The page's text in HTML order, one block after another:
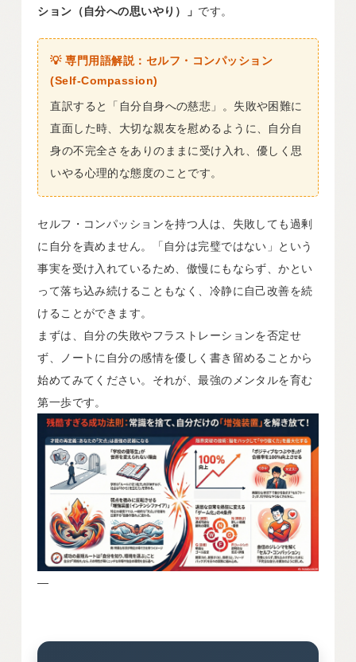
ション（自分への思いやり）」 です。
💡 専門用語解説：セルフ・コンパッション
(Self-Compassion)
直訳すると「自分自身への慈悲」。失敗や困難に
直面した時、大切な親友を慰めるように、自分自
身の不完全さをありのままに受け入れ、優しく思
いやる心理的な態度のことです。
セルフ・コンパッションを持つ人は、失敗しても過剰
に自分を責めません。「自分は完璧ではない」という
事実を受け入れているため、傲慢にもならず、かとい
って落ち込み続けることもなく、冷静に自己改善を続
けることができます。
まずは、自分の失敗やフラストレーションを否定せ
ず、ノートに自分の感情を優しく書き留めることから
始めてみてください。それが、最強のメンタルを育む
第一歩です。
—